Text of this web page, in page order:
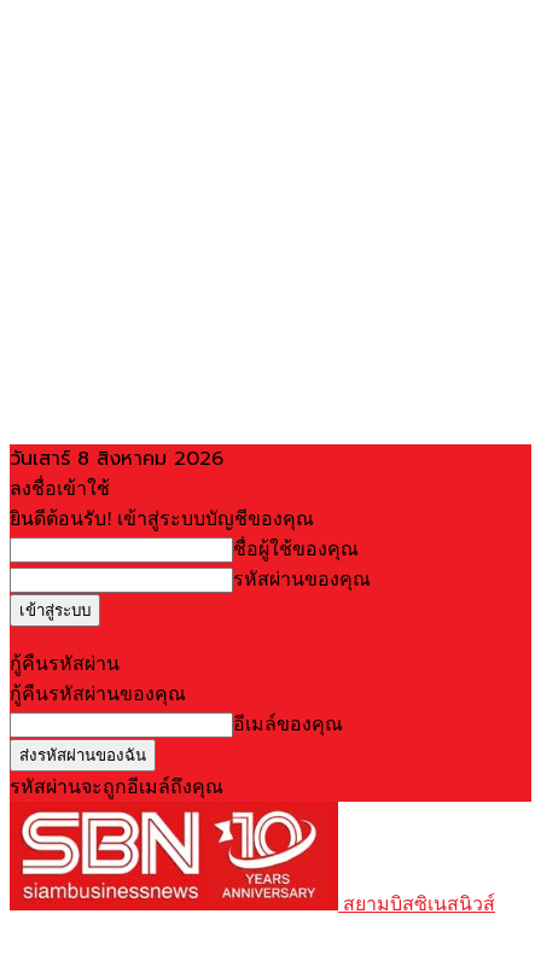
วันเสาร์ 8 สิงหาคม 2026
ลงชื่อเข้าใช้
ยินดีต้อนรับ! เข้าสู่ระบบบัญชีของคุณ
ชื่อผู้ใช้ของคุณ
รหัสผ่านของคุณ
กู้คืนรหัสผ่าน
กู้คืนรหัสผ่านของคุณ
อีเมล์ของคุณ
รหัสผ่านจะถูกอีเมล์ถึงคุณ
สยามบิสซิเนสนิวส์